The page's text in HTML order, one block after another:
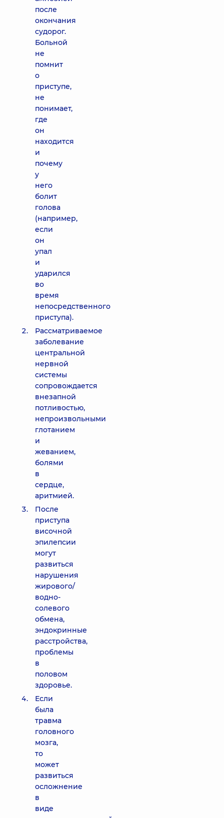
после
окончания
судорог.
Больной
не
помнит
о
приступе,
не
понимает,
где
он
находится
и
почему
у
него
болит
голова
(например,
если
он
упал
и
ударился
во
время
непосредственного
приступа).
Рассматриваемое
заболевание
центральной
нервной
системы
сопровождается
внезапной
потливостью,
непроизвольными
глотанием
и
жеванием,
болями
в
сердце,
аритмией.
После
приступа
височной
эпилепсии
могут
развиться
нарушения
жирового/
водно-
солевого
обмена,
эндокринные
расстройства,
проблемы
в
половом
здоровье.
Если
была
травма
головного
мозга,
то
может
развиться
осложнение
в
виде